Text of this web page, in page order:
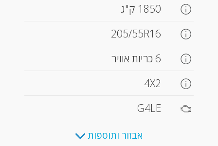
1850 ק"ג
205/55R16
6 כריות אוויר
4X2
G4LE
אבזור ותוספות